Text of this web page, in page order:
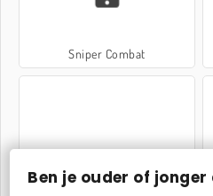
Ben je ouder of jonger
Sniper Combat